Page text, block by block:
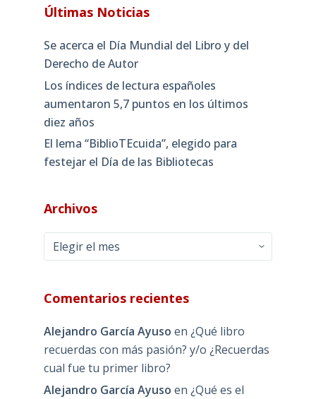
Últimas Noticias
Se acerca el Día Mundial del Libro y del
Derecho de Autor
Los índices de lectura españoles
aumentaron 5,7 puntos en los últimos
diez años
El lema “BiblioTEcuida”, elegido para
festejar el Día de las Bibliotecas
Archivos
Archivos
Comentarios recientes
Alejandro García Ayuso en ¿Qué libro
recuerdas con más pasión? y/o ¿Recuerdas
cual fue tu primer libro?
Alejandro García Ayuso en ¿Qué es el